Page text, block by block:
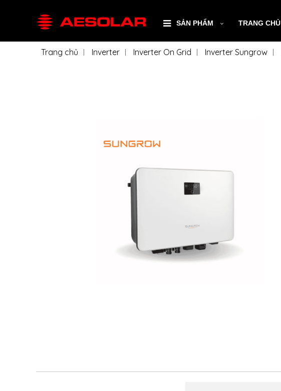
SẢN PHẨM TRANG CHỦ
Trang chủ Inverter Inverter On Grid Inverter Sungrow